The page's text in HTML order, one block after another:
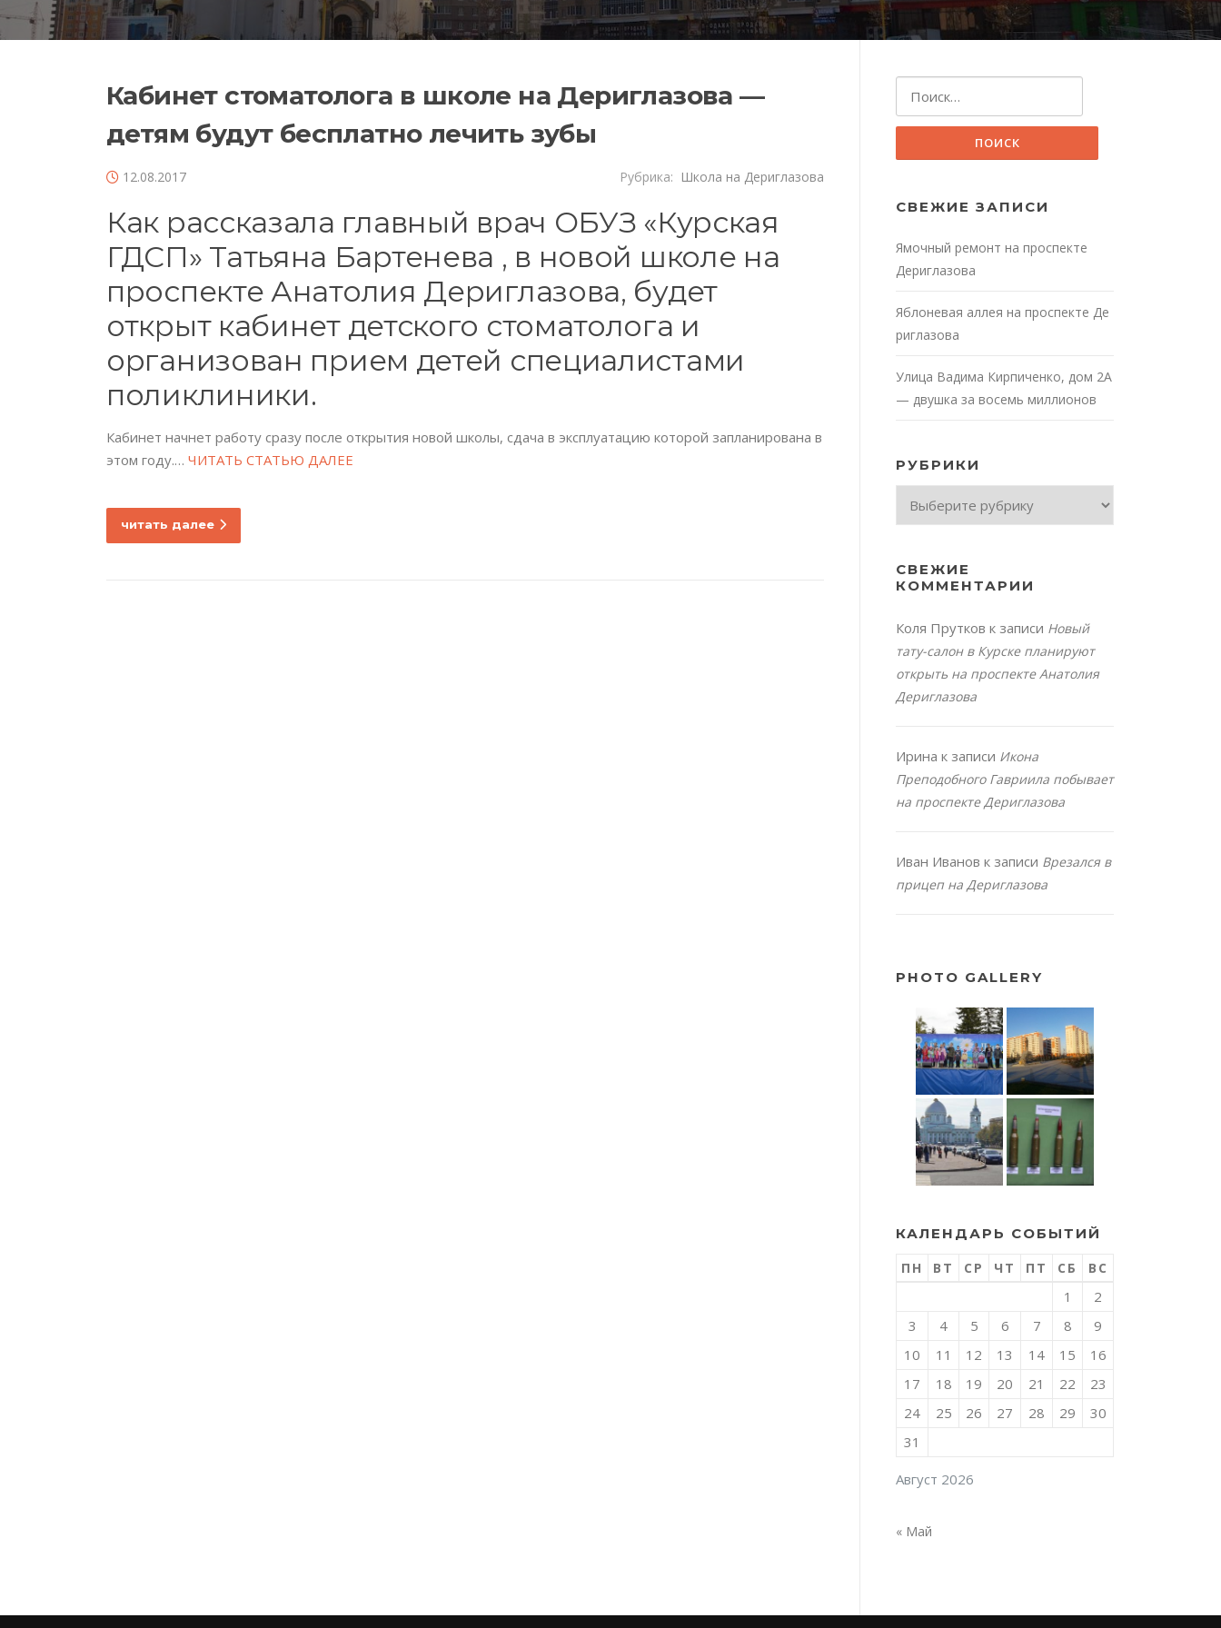
Кабинет стоматолога в школе на Дериглазова —
детям будут бесплатно лечить зубы
12.08.2017 Рубрика: Школа на Дериглазова
Как рассказала главный врач ОБУЗ «Курская
ГДСП» Татьяна Бартенева , в новой школе на
проспекте Анатолия Дериглазова, будет
открыт кабинет детского стоматолога и
организован прием детей специалистами
поликлиники.
Кабинет начнет работу сразу после открытия новой школы, сдача в эксплуатацию которой запланирована в
этом году.… ЧИТАТЬ СТАТЬЮ ДАЛЕЕ
читать далее
СВЕЖИЕ ЗАПИСИ
Ямочный ремонт на проспекте
Дериглазова
Яблоневая аллея на проспекте Де
риглазова
Улица Вадима Кирпиченко, дом 2А
— двушка за восемь миллионов
РУБРИКИ
СВЕЖИЕ
КОММЕНТАРИИ
Коля Прутков к записи Новый
тату-салон в Курске планируют
открыть на проспекте Анатолия
Дериглазова
Ирина к записи Икона
Преподобного Гавриила побывает
на проспекте Дериглазова
Иван Иванов к записи Врезался в
прицеп на Дериглазова
PHOTO GALLERY
КАЛЕНДАРЬ СОБЫТИЙ
Август 2026
ПН ВТ СР ЧТ ПТ СБ ВС
1
2
3
4 5 6 7 8
9
10
11 12 13 14 15
16
17
18 19 20 21 22
23
24
25 26 27 28 29
30
31
« Май